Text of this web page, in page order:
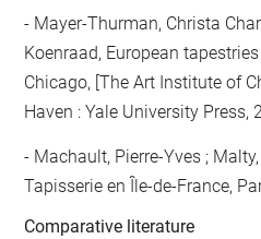
Mayer-Thurman, Christa
Koenraad, European
Chicago, [The Art Institute of
Haven : Yale University Press,
Machault, Pierre-Yves ;
Tapisserie en Île-de-France,
Comparative literature